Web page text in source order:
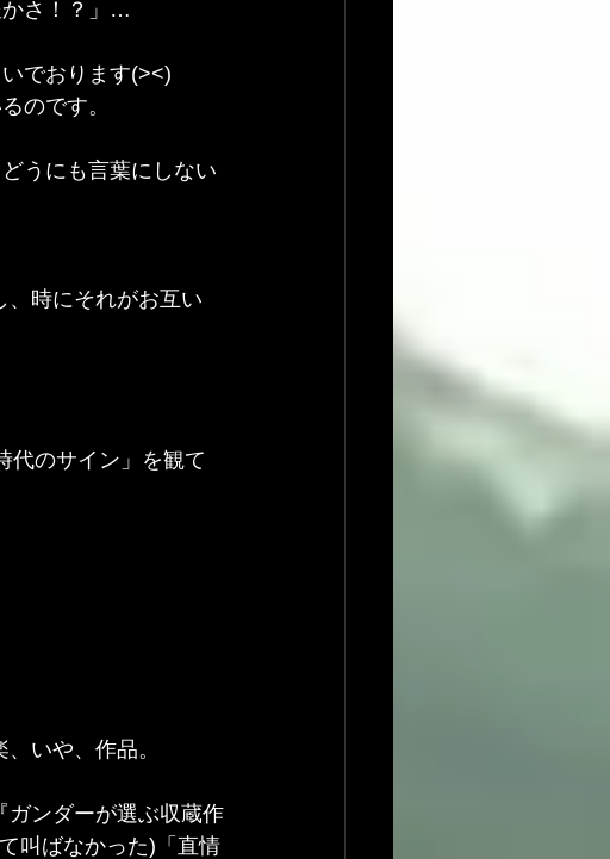
かさ！？」…
でおります(><)
のです。
うにも言葉にしない
、時にそれがお互い
代のサイン」を観て
いや、作品。
ガンダーが選ぶ収蔵作
叫ばなかった)「直情